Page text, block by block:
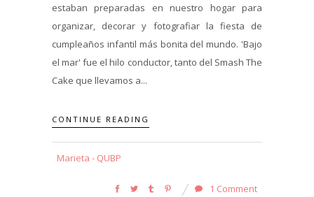
estaban preparadas en nuestro hogar para
organizar, decorar y fotografiar la fiesta de
cumpleaños infantil más bonita del mundo. 'Bajo
el mar' fue el hilo conductor, tanto del Smash The
Cake que llevamos a...
CONTINUE READING
Marieta - QUBP
1 Comment